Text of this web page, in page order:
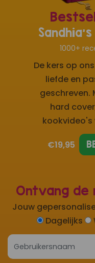
Ontvang
Jouw
Dagelijks
1000+
De kers op
liefde en
geschreven.
hard
kookvideo's
€19,95